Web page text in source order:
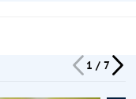
1 / 7